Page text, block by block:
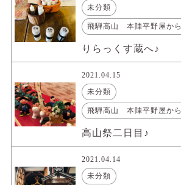
未分類
飛騨高山 本陣平野屋か
りらっくす蔵へ♪
2021.04.15
未分類
飛騨高山 本陣平野屋か
高山祭二日目♪
2021.04.14
未分類